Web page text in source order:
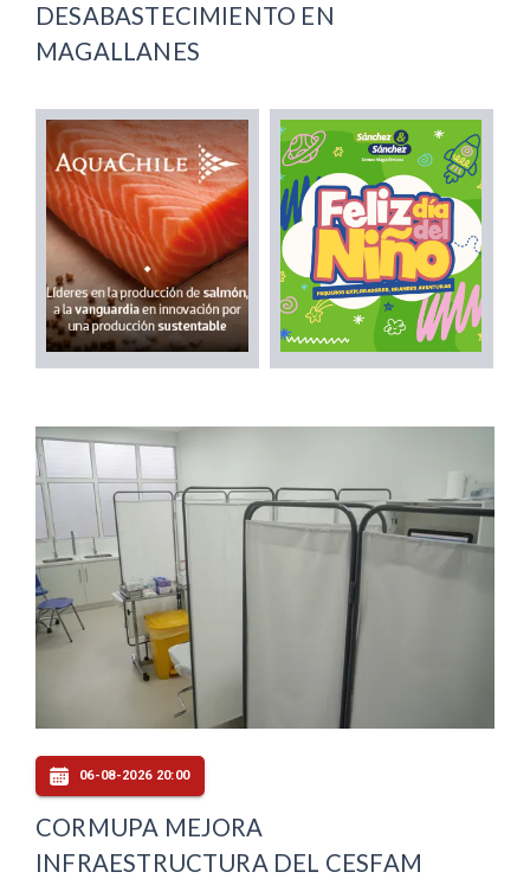
DESABASTECIMIENTO EN
MAGALLANES
06-08-2026 20:00
CORMUPA MEJORA
INFRAESTRUCTURA DEL CESFAM